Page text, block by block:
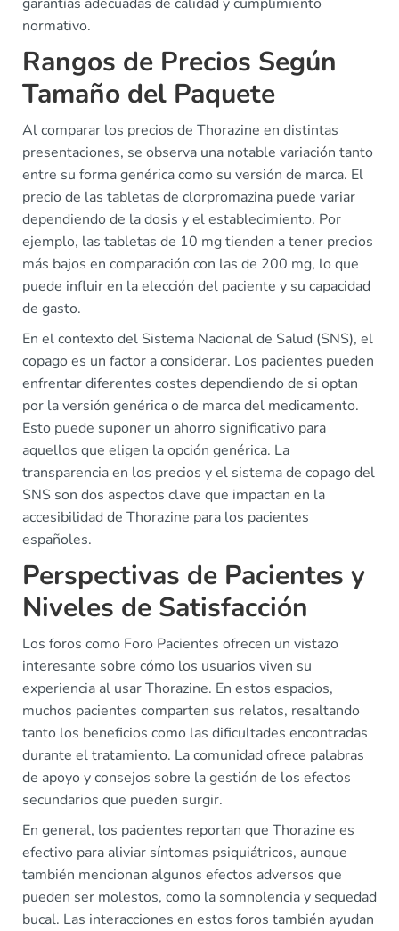
normativo.
Rangos de Precios Según
Tamaño del Paquete
Al comparar los precios de Thorazine en distintas
presentaciones, se observa una notable variación tanto
entre su forma genérica como su versión de marca. El
precio de las tabletas de clorpromazina puede variar
dependiendo de la dosis y el establecimiento. Por
ejemplo, las tabletas de 10 mg tienden a tener precios
más bajos en comparación con las de 200 mg, lo que
puede influir en la elección del paciente y su capacidad
de gasto.
En el contexto del Sistema Nacional de Salud (SNS), el
copago es un factor a considerar. Los pacientes pueden
enfrentar diferentes costes dependiendo de si optan
por la versión genérica o de marca del medicamento.
Esto puede suponer un ahorro significativo para
aquellos que eligen la opción genérica. La
transparencia en los precios y el sistema de copago del
SNS son dos aspectos clave que impactan en la
accesibilidad de Thorazine para los pacientes
españoles.
Perspectivas de Pacientes y
Niveles de Satisfacción
Los foros como Foro Pacientes ofrecen un vistazo
interesante sobre cómo los usuarios viven su
experiencia al usar Thorazine. En estos espacios,
muchos pacientes comparten sus relatos, resaltando
tanto los beneficios como las dificultades encontradas
durante el tratamiento. La comunidad ofrece palabras
de apoyo y consejos sobre la gestión de los efectos
secundarios que pueden surgir.
En general, los pacientes reportan que Thorazine es
efectivo para aliviar síntomas psiquiátricos, aunque
también mencionan algunos efectos adversos que
pueden ser molestos, como la somnolencia y sequedad
bucal. Las interacciones en estos foros también ayudan